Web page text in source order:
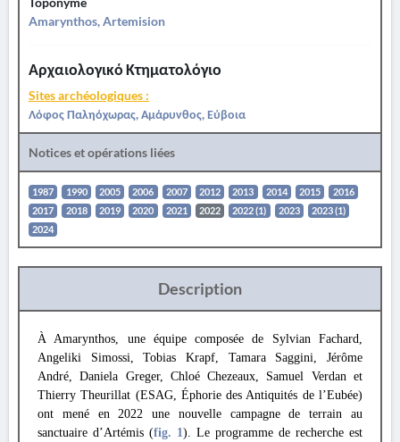
Amarynthos, Artemision
Αρχαιολογικό Κτηματολόγιο
Sites archéologiques :
Λόφος Παληόχωρας, Αμάρυνθος, Εύβοια
Notices et opérations liées
1987 1990 2005 2006 2007 2012 2013 2014 2015
2016
2017
2018 2019 2020 2021 2022 2022 (1) 2023
2023 (1)
2024
Description
À Amarynthos, une équipe composée de Sylvian Fachard,
Angeliki Simossi, Tobias Krapf, Tamara Saggini, Jérôme
André, Daniela Greger, Chloé Chezeaux, Samuel Verdan et
Thierry Theurillat (ESAG, Éphorie des Antiquités de l’Eubée)
ont mené en 2022 une nouvelle campagne de terrain au
sanctuaire d’Artémis (fig. 1). Le programme de recherche est